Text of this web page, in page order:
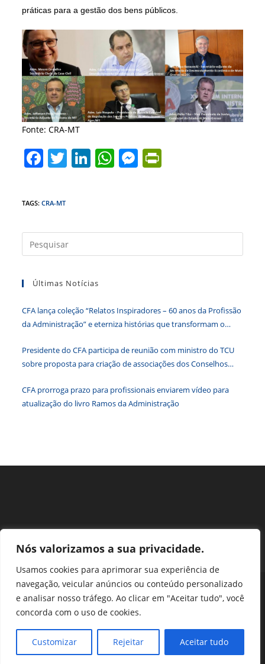
Nós valorizamos a sua privacidade.
Usamos cookies para aprimorar sua experiência de
navegação, veicular anúncios ou conteúdo personalizado
e analisar nosso tráfego. Ao clicar em "Aceitar tudo", você
concorda com o uso de cookies.
Customizar Rejeitar Aceitar tudo
práticas para a gestão dos bens públicos.
Fonte: CRA-MT
F
c
b
o
k
T Li
dI
n
W
A
p
M
n
g
e
n
TAGS:CRA-MT
a
Últimas Notícias
CFA lança coleção “Relatos Inspiradores – 60 anos da Profissão
da Administração” e eterniza histórias que transformam o
Presidente do CFA participa de reunião com ministro do TCU
sobre proposta para criação de associações dos Conselhos
CFA prorroga prazo para profissionais enviarem vídeo para
atualização do livro Ramos da Administração
Perguntas Frequentes
Ouvidoria
Transparência e prestação de contas
Assessoria de Imprensa
Setor de Autarquias Sul 1 Bloco L Edificio CFA - Asa Sul, Brasília -
DF, 70070-932 | Telefone: (61) 3218-1800 | cfa@cfa.org.br |
Copyright - 2024 CFA | All Rights Reserved | Powered by CFA